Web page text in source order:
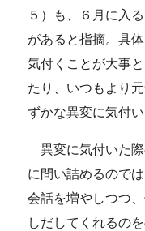
５）も、６月に入
があると指摘。具
気付くことが大事
たり、いつもより
ずかな異変に気付
異変に気付いた際
に問い詰めるので
会話を増やしつつ
しだしてくれるの